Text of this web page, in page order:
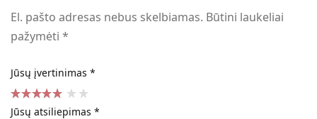
El. pašto adresas nebus skelbiamas. Būtini laukeliai
pažymėti*
Jūsų įvertinimas *
Jūsų atsiliepimas*